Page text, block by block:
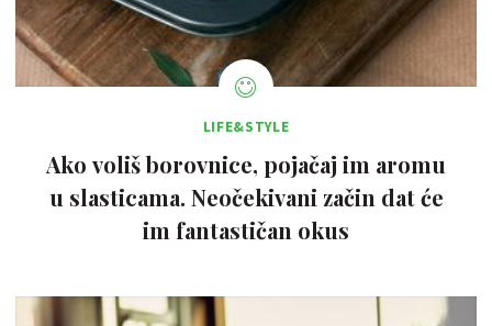
LIFE&STYLE
Ako voliš borovnice, pojačaj im aromu
u slasticama. Neočekivani začin dat će
im fantastičan okus